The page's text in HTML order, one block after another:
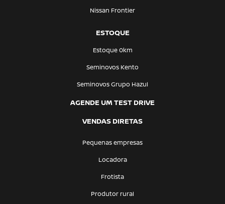
Nissan Frontier
ESTOQUE
Estoque 0km
Seminovos Kento
Seminovos Grupo Hazul
AGENDE UM TEST DRIVE
VENDAS DIRETAS
Pequenas empresas
Locadora
Frotista
Produtor rural